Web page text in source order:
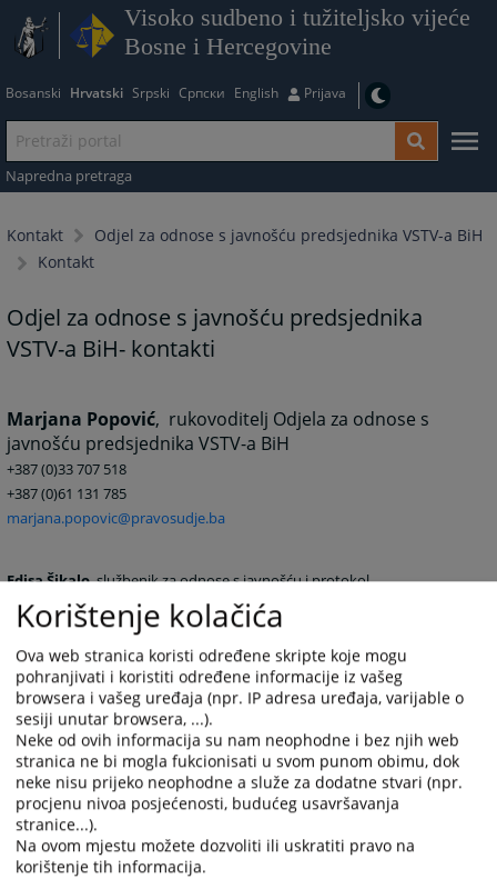
Visoko sudbeno i tužiteljsko vijeće
Bosne i Hercegovine
Bosanski Hrvatski Srpski Српски English Prijava
Napredna pretraga
Kontakt
Odjel za odnose s javnošću predsjednika VSTV-a BiH
Kontakt
Odjel za odnose s javnošću predsjednika
VSTV-a BiH- kontakti
Marjana Popović, rukovoditelj Odjela za odnose s
javnošću predsjednika VSTV-a BiH
+387 (0)33 707 518
+387 (0)61 131 785
marjana.popovic@pravosudje.ba
Edisa Šikalo, službenik za odnose s javnošću i protokol
+387 (0)33 704 604
vstvpress@pravosudje.ba
edisa.sikalo@pravosudje.ba
Korištenje kolačića
Ova web stranica koristi određene skripte koje mogu
pohranjivati i koristiti određene informacije iz vašeg
browsera i vašeg uređaja (npr. IP adresa uređaja, varijable o
sesiji unutar browsera, ...).
Neke od ovih informacija su nam neophodne i bez njih web
stranica ne bi mogla fukcionisati u svom punom obimu, dok
neke nisu prijeko neophodne a služe za dodatne stvari (npr.
procjenu nivoa posjećenosti, budućeg usavršavanja
stranice...).
Na ovom mjestu možete dozvoliti ili uskratiti pravo na
korištenje tih informacija.